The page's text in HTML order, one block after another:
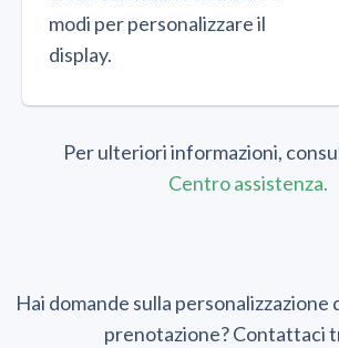
modi per personalizzare il
display.
Per ulteriori informazioni,
Centro assistenza.
Hai domande sulla personalizzazione
prenotazione? Contattaci